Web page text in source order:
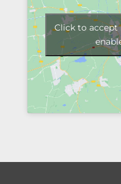
Click to